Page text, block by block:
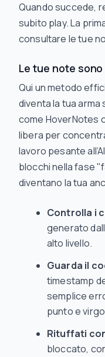
Quando succede,
subito play. La
consultare le tue
Le tue note sono
Qui un metodo
diventa la tua
come HoverNotes
libera per
lavoro pesante
blocchi nella fase
diventano la tua
Controlla i
generato
alto livello.
Guarda il
timestamp
semplice
punto e
Rituffati
bloccato,